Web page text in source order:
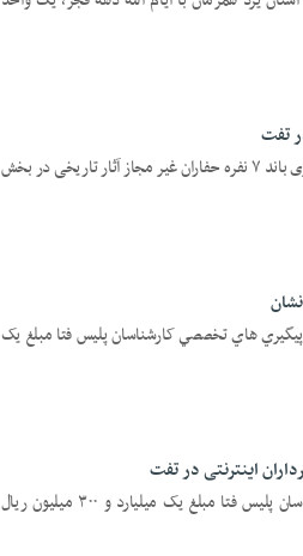
تفت
یزدفردا؛ فرمانده انتظامی شهرستان تفت از دستگیری باند ۷ نفره حفاران غیر مجاز آثار تاریخی در بخش
هاي تخصصي کارشناسان پليس فتا مبلغ يک
اینترنتی در تفت
به گزارش یزدفردا؛ با پیگیری‌های تخصصی کارشناسان پلیس فتا مبلغ یک میلیارد و ۳۰۰ میلیون ریال